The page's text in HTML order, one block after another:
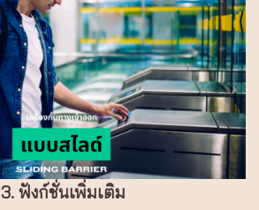
3. ฟังก์ชั่นเพิ่มเติม